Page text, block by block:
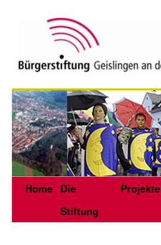
Home Die
Stiftung
Projekte